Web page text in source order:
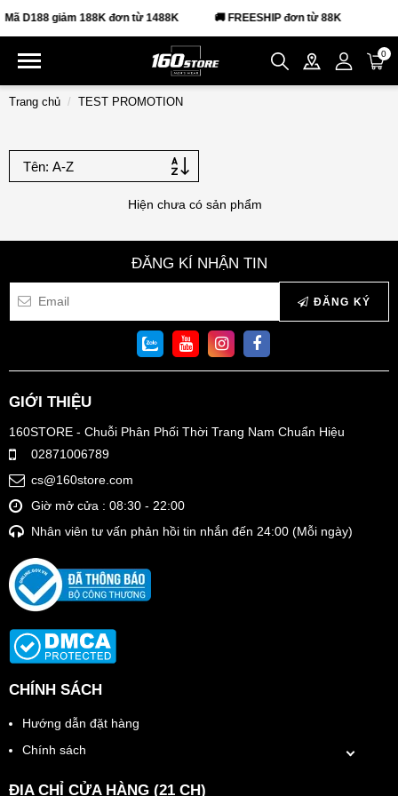
Mã D188 giảm 188K đơn từ 1488K 🚚 FREESHIP đơn từ 88K
0
Trang chủ TEST PROMOTION
Hiện chưa có sản phẩm
ĐĂNG KÍ NHẬN TIN
ĐĂNG KÝ
GIỚI THIỆU
160STORE - Chuỗi Phân Phối Thời Trang Nam Chuẩn Hiệu
02871006789
cs@160store.com
Giờ mở cửa : 08:30 - 22:00
Nhân viên tư vấn phản hồi tin nhắn đến 24:00 (Mỗi ngày)
CHÍNH SÁCH
Hướng dẫn đặt hàng
Chính sách
ĐỊA CHỈ CỬA HÀNG (21 CH)